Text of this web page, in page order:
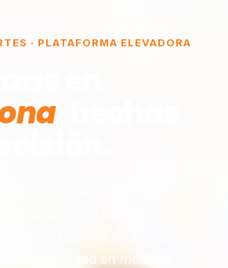
· PLATAFORMA ELEVADORA
, hechas
y seriedad en montaje,